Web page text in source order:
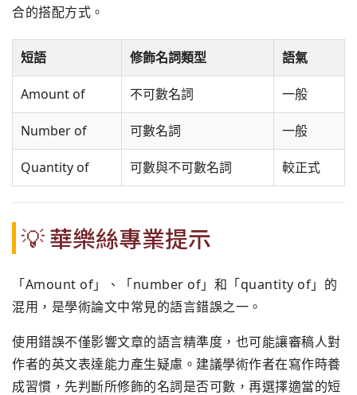
合的搭配方式。
短語 修飾名詞類型 語氣
Amount of 不可數名詞 一般
Number of 可數名詞 一般
Quantity of 可數與不可數名詞 較正式
💡 華樂絲專業提示
「Amount of」、「number of」和「quantity of」的
混用，是學術論文中常見的語言錯誤之一。
使用錯誤不僅影響文章的語言精準度，也可能讓審稿人對
作者的英文表達能力產生疑慮。建議學術作者在寫作時養
成習慣，先判斷所修飾的名詞是否可數，再選擇適當的短